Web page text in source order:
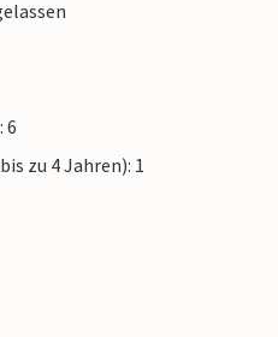
6
zu 4 Jahren): 1